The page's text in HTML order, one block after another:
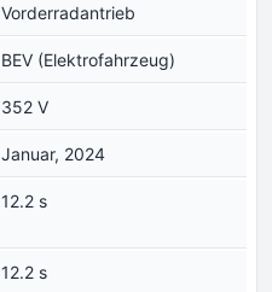
Vorderradantrieb
BEV (Elektrofahrzeug)
352 V
Januar, 2024
12.2 s
12.2 s